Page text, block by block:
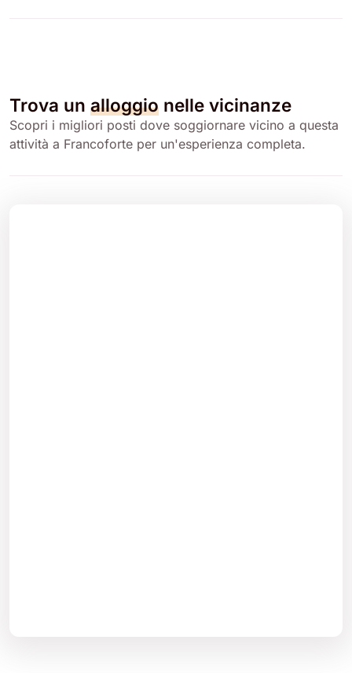
Trova un alloggio nelle vicinanze
Scopri i migliori posti dove soggiornare vicino a questa
attività a Francoforte per un'esperienza completa.